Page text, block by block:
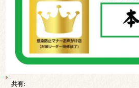
共有: